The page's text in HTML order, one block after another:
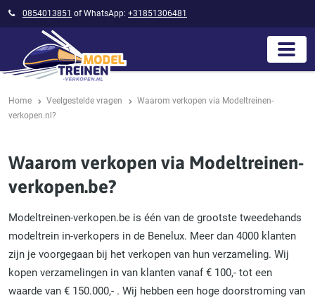
0854013851 of WhatsApp: +31851306481
Home Veelgestelde vragen
Waarom verkopen via Modeltreinen-
verkopen.nl?
Waarom verkopen via Modeltreinen-
verkopen.be?
Modeltreinen-verkopen.be is één van de grootste tweedehands
modeltrein in-verkopers in de Benelux. Meer dan 4000 klanten
zijn je voorgegaan bij het verkopen van hun verzameling. Wij
kopen verzamelingen in van klanten vanaf € 100,- tot een
waarde van € 150.000,- . Wij hebben een hoge doorstroming van